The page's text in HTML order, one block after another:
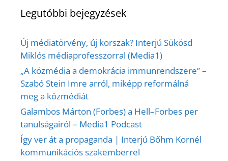
Legutóbbi bejegyzések
Új médiatörvény, új korszak? Interjú Sükösd
Miklós médiaprofesszorral (Media1)
„A közmédia a demokrácia immunrendszere” –
Szabó Stein Imre arról, miképp reformálná
meg a közmédiát
Galambos Márton (Forbes) a Hell–Forbes per
tanulságairól – Media1 Podcast
Így ver át a propaganda | Interjú Bőhm Kornél
kommunikációs szakemberrel